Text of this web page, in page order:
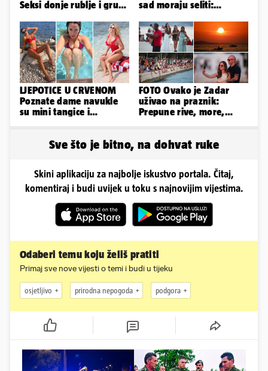
Seksi donje rublje i grudi
sad moraju seliti:
LJEPOTICE U CRVENOM
Poznate dame navukle
su mini tangice i
FOTO Ovako je Zadar
uživao na praznik:
Prepune rive, more,
Sve što je bitno, na dohvat ruke
Skini aplikaciju za najbolje iskustvo portala. Čitaj,
komentiraj i budi uvijek u toku s najnovijim vijestima.
Odaberi temu koju želiš pratiti
Primaj sve nove vijesti o temi i budi u tijeku
osjetljivo prirodna nepogoda podgora